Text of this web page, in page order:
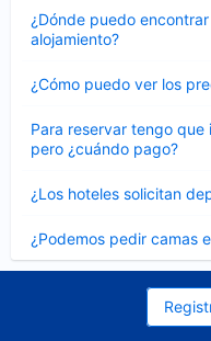
¿Dónde puedo
alojamiento?
cerrado
¿Cómo puedo ver los
cerrado
Para reservar tengo
pero ¿cuándo pago?
cerrado
¿Los hoteles solicitan
cerrado
¿Podemos pedir camas
cerrado